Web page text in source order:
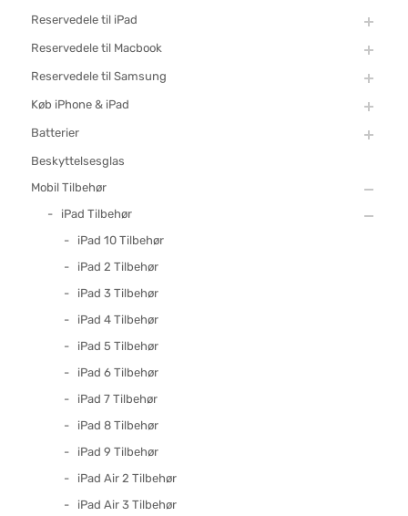
Reservedele til iPad
Reservedele til Macbook
Reservedele til Samsung
Køb iPhone & iPad
Batterier
Beskyttelsesglas
Mobil Tilbehør
iPad Tilbehør
iPad 10 Tilbehør
iPad 2 Tilbehør
iPad 3 Tilbehør
iPad 4 Tilbehør
iPad 5 Tilbehør
iPad 6 Tilbehør
iPad 7 Tilbehør
iPad 8 Tilbehør
iPad 9 Tilbehør
iPad Air 2 Tilbehør
iPad Air 3 Tilbehør